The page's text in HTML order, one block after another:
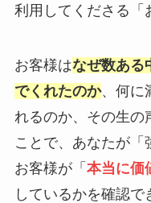
利用してくださる「
お客様はなぜ数ある
でくれたのか、何に
れるのか、その生の
ことで、あなたが「
お客様が「 本当に価
しているかを確認で